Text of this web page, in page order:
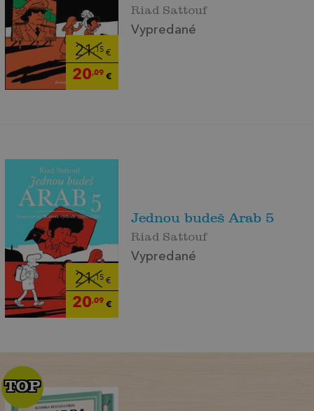
21,15€
20,09€
Riad Sattouf
Vypredané
21,15€
20,09€
Jednou budeš Arab 5
Riad Sattouf
Vypredané
TOP
TOP